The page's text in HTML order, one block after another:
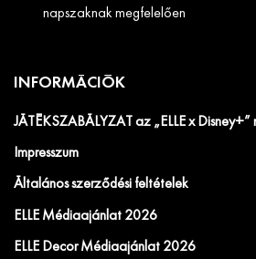
napszaknak megfelelően
INFORMÁCIÓK
JÁTÉKSZABÁLYZAT az „ELLE x
Impresszum
Általános szerződési feltételek
ELLE Médiaajánlat 2026
ELLE Decor Médiaajánlat 2026